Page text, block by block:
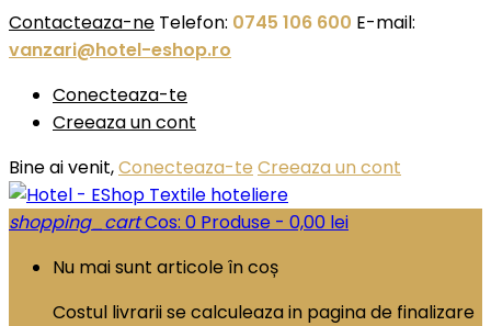
Contacteaza-ne Telefon: 0745 106 600 E-mail:
vanzari@hotel-eshop.ro
Conecteaza-te
Creeaza un cont
Bine ai venit,Conecteaza-te Creeaza un cont
shopping_cartCos: 0 Produse - 0,00 lei
Nu mai sunt articole în coș
Costul livrarii se calculeaza in pagina de finalizare